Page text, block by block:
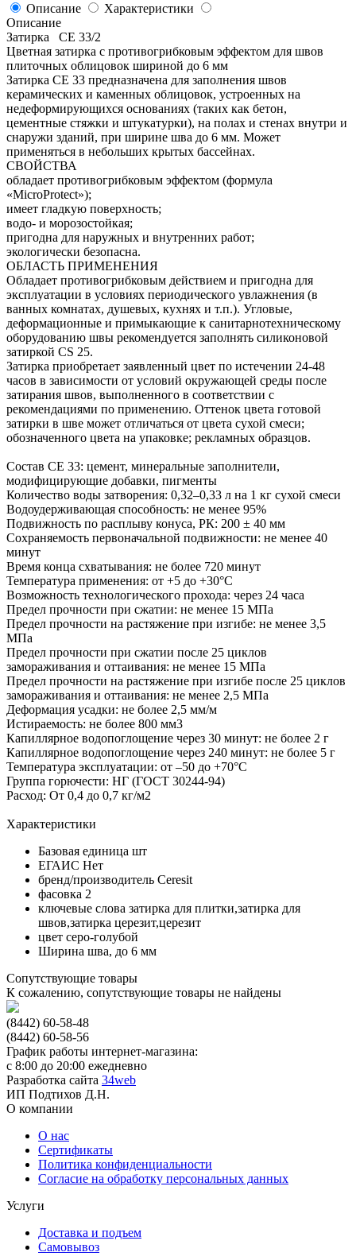
Описание
Характеристики
Описание
Затирка СЕ 33/2
Цветная затирка с противогрибковым эффектом для швов
плиточных облицовок шириной до 6 мм
Затирка CE 33 предназначена для заполнения швов
керамических и каменных облицовок, устроенных на
недеформирующихся основаниях (таких как бетон,
цементные стяжки и штукатурки), на полах и стенах внутри и
снаружи зданий, при ширине шва до 6 мм. Может
применяться в небольших крытых бассейнах.
СВОЙСТВА
обладает противогрибковым эффектом (формула
«MicroProtect»);
имеет гладкую поверхность;
водо- и морозостойкая;
пригодна для наружных и внутренних работ;
экологически безопасна.
ОБЛАСТЬ ПРИМЕНЕНИЯ
Обладает противогрибковым действием и пригодна для
эксплуатации в условиях периодического увлажнения (в
ванных комнатах, душевых, кухнях и т.п.). Угловые,
деформационные и примыкающие к санитарнотехническому
оборудованию швы рекомендуется заполнять силиконовой
затиркой CS 25.
Затирка приобретает заявленный цвет по истечении 24-48
часов в зависимости от условий окружающей среды после
затирания швов, выполненного в соответствии с
рекомендациями по применению. Оттенок цвета готовой
затирки в шве может отличаться от цвета сухой смеси;
обозначенного цвета на упаковке; рекламных образцов.
Состав CE 33: цемент, минеральные заполнители,
модифицирующие добавки, пигменты
Количество воды затворения: 0,32–0,33 л на 1 кг сухой смеси
Водоудерживающая способность: не менее 95%
Подвижность по расплыву конуса, РК: 200 ± 40 мм
Сохраняемость первоначальной подвижности: не менее 40
минут
Время конца схватывания: не более 720 минут
Температура применения: от +5 до +30°C
Возможность технологического прохода: через 24 часа
Предел прочности при сжатии: не менее 15 МПа
Предел прочности на растяжение при изгибе: не менее 3,5
МПа
Предел прочности при сжатии после 25 циклов
замораживания и оттаивания: не менее 15 МПа
Предел прочности на растяжение при изгибе после 25 циклов
замораживания и оттаивания: не менее 2,5 МПа
Деформация усадки: не более 2,5 мм/м
Истираемость: не более 800 мм3
Капиллярное водопоглощение через 30 минут: не более 2 г
Капиллярное водопоглощение через 240 минут: не более 5 г
Температура эксплуатации: от –50 до +70°C
Группа горючести: НГ (ГОСТ 30244-94)
Расход: От 0,4 до 0,7 кг/м2
Характеристики
Базовая единица шт
ЕГАИС Нет
бренд/производитель Ceresit
фасовка 2
ключевые слова затирка для плитки,затирка для
швов,затирка церезит,церезит
цвет серо-голубой
Ширина шва, до 6 мм
Сопутствующие товары
К сожалению, сопутствующие товары не найдены
(8442) 60-58-48
(8442) 60-58-56
График работы интернет-магазина:
с 8:00 до 20:00 ежедневно
Разработка сайта 34web
ИП Подтихов Д.Н.
О компании
О нас
Сертификаты
Политика конфиденциальности
Согласие на обработку персональных данных
Услуги
Доставка и подъем
Самовывоз